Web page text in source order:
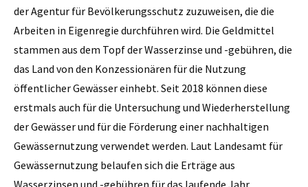
der Agentur für Bevölkerungsschutz zuzuweisen, die die
Arbeiten in Eigenregie durchführen wird. Die Geldmittel
stammen aus dem Topf der Wasserzinse und -gebühren, die
das Land von den Konzessionären für die Nutzung
öffentlicher Gewässer einhebt. Seit 2018 können diese
erstmals auch für die Untersuchung und Wiederherstellung
der Gewässer und für die Förderung einer nachhaltigen
Gewässernutzung verwendet werden. Laut Landesamt für
Gewässernutzung belaufen sich die Erträge aus
Wasserzinsen und -gebühren für das laufende Jahr